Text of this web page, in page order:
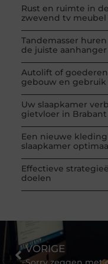
Rust en ruimte in
zwevend tv meubel
Tandemasser
de juiste
Autolift of
gebouw en gebruik
Uw slaapkamer
gietvloer in Brabant
Een nieuwe
slaapkamer
Effectieve
doelen
VORIGE